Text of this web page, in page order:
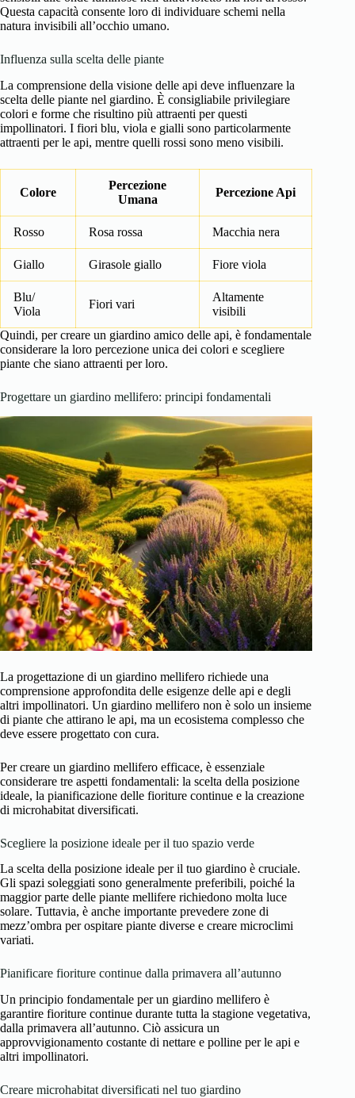
Questa capacità consente loro di individuare schemi nella
natura invisibili all’occhio umano.
Influenza sulla scelta delle piante
La comprensione della visione delle api deve influenzare la
scelta delle piante nel giardino. È consigliabile privilegiare
colori e forme che risultino più attraenti per questi
impollinatori. I fiori blu, viola e gialli sono particolarmente
attraenti per le api, mentre quelli rossi sono meno visibili.
Colore
Percezione
Umana
Percezione Api
Rosso Rosa rossa Macchia nera
Giallo Girasole giallo Fiore viola
Blu/
Viola
Fiori vari
Altamente
visibili
Quindi, per creare un giardino amico delle api, è fondamentale
considerare la loro percezione unica dei colori e scegliere
piante che siano attraenti per loro.
Progettare un giardino mellifero: principi fondamentali
La progettazione di un giardino mellifero richiede una
comprensione approfondita delle esigenze delle api e degli
altri impollinatori. Un giardino mellifero non è solo un insieme
di piante che attirano le api, ma un ecosistema complesso che
deve essere progettato con cura.
Per creare un giardino mellifero efficace, è essenziale
considerare tre aspetti fondamentali: la scelta della posizione
ideale, la pianificazione delle fioriture continue e la creazione
di microhabitat diversificati.
Scegliere la posizione ideale per il tuo spazio verde
La scelta della posizione ideale per il tuo giardino è cruciale.
Gli spazi soleggiati sono generalmente preferibili, poiché la
maggior parte delle piante mellifere richiedono molta luce
solare. Tuttavia, è anche importante prevedere zone di
mezz’ombra per ospitare piante diverse e creare microclimi
variati.
Pianificare fioriture continue dalla primavera all’autunno
Un principio fondamentale per un giardino mellifero è
garantire fioriture continue durante tutta la stagione vegetativa,
dalla primavera all’autunno. Ciò assicura un
approvvigionamento costante di nettare e polline per le api e
altri impollinatori.
Creare microhabitat diversificati nel tuo giardino